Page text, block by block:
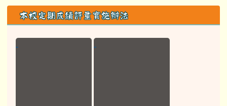
本校定期成績評量實施辦法